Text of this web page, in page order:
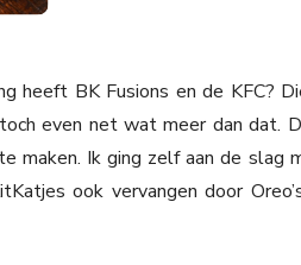
heeft BK Fusions en de KFC?
even net wat meer dan dat.
maken. Ik ging zelf aan de slag
ook vervangen door